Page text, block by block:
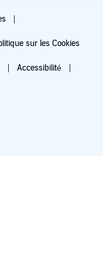
sur les Cookies
Accessibilité